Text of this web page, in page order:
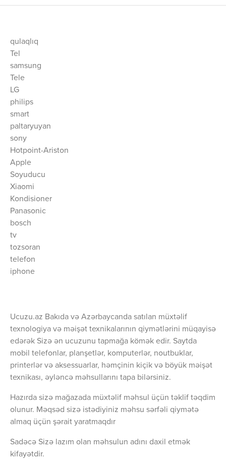
qulaqlıq
Tel
samsung
Tele
LG
philips
smart
paltaryuyan
sony
Hotpoint-Ariston
Apple
Soyuducu
Xiaomi
Kondisioner
Panasonic
bosch
tv
tozsoran
telefon
iphone
Ucuzu.az Bakıda və Azərbaycanda satılan müxtəlif
texnologiya və məişət texnikalarının qiymətlərini müqayisə
edərək Sizə ən ucuzunu tapmağa kömək edir. Saytda
mobil telefonlar, planşetlər, komputerlər, noutbuklar,
printerlər və aksessuarlar, həmçinin kiçik və böyük məişət
texnikası, əyləncə məhsullarını tapa bilərsiniz.
Hazırda sizə mağazada müxtəlif məhsul üçün təklif təqdim
olunur. Məqsəd sizə istədiyiniz məhsu sərfəli qiymətə
almaq üçün şərait yaratmaqdır
Sadəcə Sizə lazım olan məhsulun adını daxil etmək
kifayətdir.